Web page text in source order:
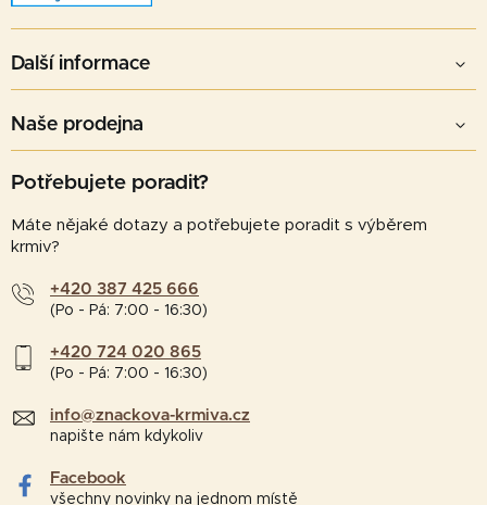
Další informace
Naše prodejna
Potřebujete poradit?
Máte nějaké dotazy a potřebujete poradit s výběrem
krmiv?
+420 387 425 666
(Po - Pá: 7:00 - 16:30)
+420 724 020 865
(Po - Pá: 7:00 - 16:30)
info@znackova-krmiva.cz
napište nám kdykoliv
Facebook
všechny novinky na jednom místě